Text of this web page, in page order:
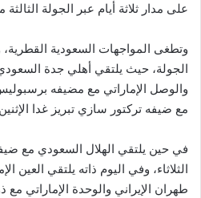
على مدار ثلاثة أيام عبر الجولة
وتطغى المواجهات السعودية القطرية،
الجولة، حيث يلتقي أهلي جدة
والوصل الإماراتي مع مضيفه برسبولیس
مع ضيفه تركتور سازي تبريز غدا
في حين يلتقي الهلال السعودي مع
الثلاثاء، وفي اليوم ذاته يلتقي العين
طهران الإيراني والوحدة الإماراتي